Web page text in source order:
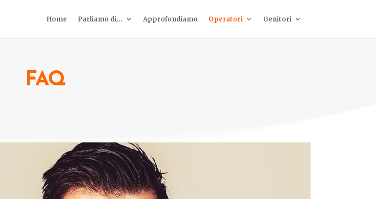
Home Parliamo di… Approfondiamo Operatori Genitori
FAQ